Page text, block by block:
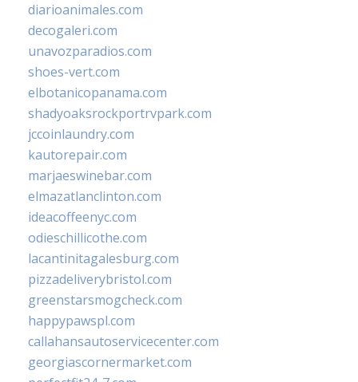
diarioanimales.com
decogaleri.com
unavozparadios.com
shoes-vert.com
elbotanicopanama.com
shadyoaksrockportrvpark.com
jccoinlaundry.com
kautorepair.com
marjaeswinebar.com
elmazatlanclinton.com
ideacoffeenyc.com
odieschillicothe.com
lacantinitagalesburg.com
pizzadeliverybristol.com
greenstarsmogcheck.com
happypawspl.com
callahansautoservicecenter.com
georgiascornermarket.com